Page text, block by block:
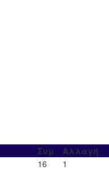
Συμ Αλλαγή
16 1